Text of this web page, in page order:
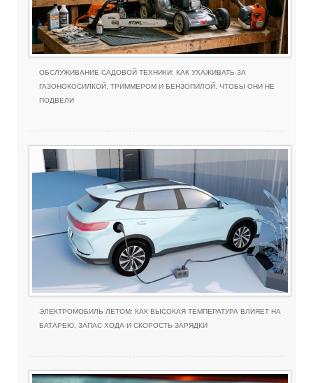
ОБСЛУЖИВАНИЕ САДОВОЙ ТЕХНИКИ: КАК УХАЖИВАТЬ ЗА
ГАЗОНОКОСИЛКОЙ, ТРИММЕРОМ И БЕНЗОПИЛОЙ, ЧТОБЫ ОНИ НЕ
ПОДВЕЛИ
ЭЛЕКТРОМОБИЛЬ ЛЕТОМ: КАК ВЫСОКАЯ ТЕМПЕРАТУРА ВЛИЯЕТ НА
БАТАРЕЮ, ЗАПАС ХОДА И СКОРОСТЬ ЗАРЯДКИ